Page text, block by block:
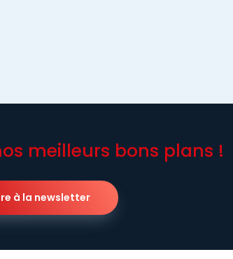
meilleurs bons plans !
à la newsletter